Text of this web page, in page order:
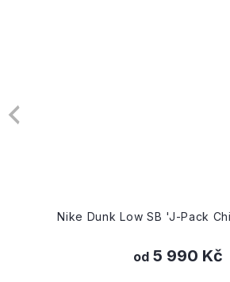
Nike Dunk Low SB 'J-Pack
od5 990 Kč